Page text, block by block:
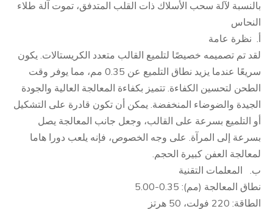
بالنسبة لآلة سحب الأسلاك ذات القلب المتدفق، تموت آلة طلاء
النحاس
أ. نظرة عامة
لقد تم تصميمه خصيصًا لتلميع القالب متعدد الكريستالات. يكون
سريعًا عندما يزيد نطاق التلميع عن 0.35 مم، مما يوفر وقت
الطحن لتحسين الكفاءة. تتميز بكفاءة المعالجة العالية والجودة
الجيدة والضوضاء المنخفضة. يمكن أن تكون قادرة على التشكيل
أو التلميع بسرعة على القالب، وجعل جانب المعالجة يصل
بسرعة إلى المرآة. على وجه الخصوص، فإنه يلعب دورا هاما
لمعالجة العفن كبيرة الحجم.
ب. المعلمات التقنية
نطاق المعالجة (مم): 0.35-5.00
الطاقة: 220 فولت، 50 هرتز